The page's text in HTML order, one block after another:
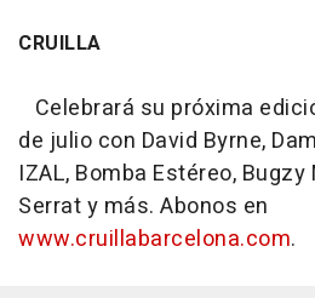
CRUILLA
Celebrará su próxima
de julio con David Byrne,
IZAL, Bomba Estéreo,
Serrat y más. Abonos en
www.cruillabarcelona.com.